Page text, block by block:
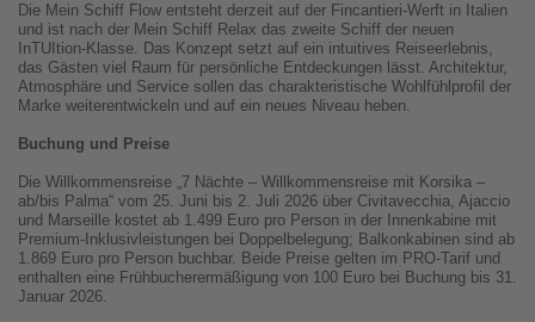
Die Mein Schiff Flow entsteht derzeit auf der Fincantieri-Werft in Italien
und ist nach der Mein Schiff Relax das zweite Schiff der neuen
InTUItion-Klasse. Das Konzept setzt auf ein intuitives Reiseerlebnis,
das Gästen viel Raum für persönliche Entdeckungen lässt. Architektur,
Atmosphäre und Service sollen das charakteristische Wohlfühlprofil der
Marke weiterentwickeln und auf ein neues Niveau heben.
Buchung und Preise
Die Willkommensreise „7 Nächte – Willkommensreise mit Korsika –
ab/bis Palma“ vom 25. Juni bis 2. Juli 2026 über Civitavecchia, Ajaccio
und Marseille kostet ab 1.499 Euro pro Person in der Innenkabine mit
Premium-Inklusivleistungen bei Doppelbelegung; Balkonkabinen sind ab
1.869 Euro pro Person buchbar. Beide Preise gelten im PRO-Tarif und
enthalten eine Frühbucherermäßigung von 100 Euro bei Buchung bis 31.
Januar 2026.